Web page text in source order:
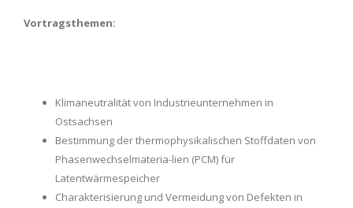
Vortragsthemen:
Klimaneutralität von Industrieunternehmen in
Ostsachsen
Bestimmung der thermophysikalischen Stoffdaten von
Phasenwechselmateria-lien (PCM) für
Latentwärmespeicher
Charakterisierung und Vermeidung von Defekten in